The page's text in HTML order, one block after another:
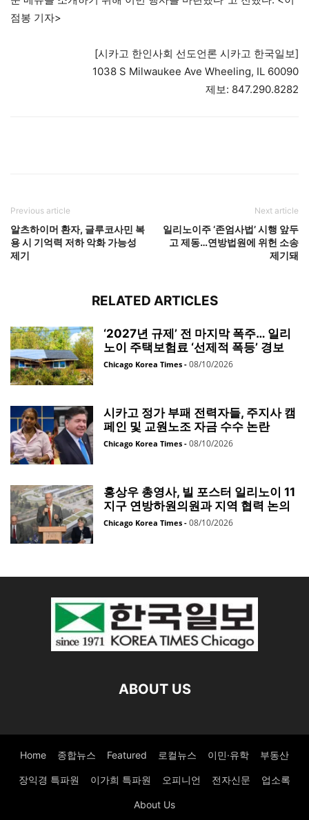
점봉 기자>
[시카고 한인사회 선도언론 시카고 한국일보]
1038 S Milwaukee Ave Wheeling, IL 60090
제보: 847.290.8282
Previous article
알츠하이머 환자, 글루코사민 복
용 시 기억력 저하 악화 가능성
제기
Next article
일리노이주 ‘존엄사법’ 시행 앞두
고 제동…연방법원에 위헌 소송
제기돼
RELATED ARTICLES
‘2027년 규제’ 전 마지막 폭주… 일리
노이 주택보험료 ‘선제적 폭등’ 경보
Chicago Korea Times - 08/10/2026
시카고 정가 부패 전력자들, 주지사 캠
페인 및 교원노조 자금 수수 논란
Chicago Korea Times - 08/10/2026
홍상우 총영사, 빌 포스터 일리노이 11
지구 연방하원의원과 지역 협력 논의
Chicago Korea Times - 08/10/2026
ABOUT US
Home 종합뉴스 Featured 로컬뉴스 이민·유학 부동산
장익경 특파원 이가희 특파원 오피니언 전자신문 업소록
About Us